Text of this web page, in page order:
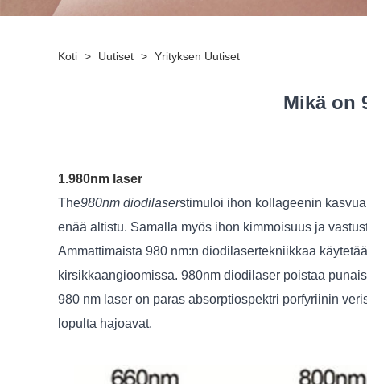
Koti > Uutiset > Yrityksen Uutiset
Mikä on
1.980nm laser
The980nm diodilaserstimuloi ihon kollageenin
enää altistu. Samalla myös ihon kimmoisuus ja
Ammattimaista 980 nm:n diodilasertekniikkaa
kirsikkaangioomissa. 980nm diodilaser poistaa
980 nm laser on paras absorptiospektri porfyriinin
lopulta hajoavat.